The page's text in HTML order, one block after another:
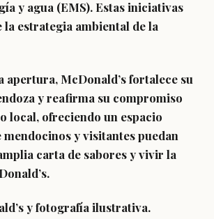
y agua (EMS). Estas iniciativas
estrategia ambiental de la
apertura, McDonald’s fortalece su
y reafirma su compromiso
local, ofreciendo un espacio
y visitantes puedan
carta de sabores y vivir la
y fotografía ilustrativa.